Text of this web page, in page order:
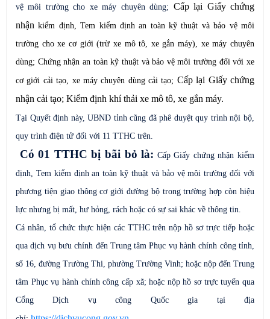
vệ môi trường cho xe máy chuyên dùng; Cấp lại Giấy chứng
nhận kiểm định, Tem kiểm định an toàn kỹ thuật và bảo vệ môi
trường cho xe cơ giới (trừ xe mô tô, xe gắn máy), xe máy chuyên
dùng; Chứng nhận an toàn kỹ thuật và bảo vệ môi trường đối với xe
cơ giới cải tạo, xe máy chuyên dùng cải tạo; Cấp lại Giấy chứng
nhận cải tạo; Kiểm định khí thải xe mô tô, xe gắn máy.
Tại Quyết định này, UBND tỉnh cũng đã phê duyệt quy trình nội bộ,
quy trình điện tử đối với 11 TTHC trên.
Có 01 TTHC bị bãi bỏ là: Cấp Giấy chứng nhận kiểm
định, Tem kiểm định an toàn kỹ thuật và bảo vệ môi trường đối với
phương tiện giao thông cơ giới đường bộ trong trường hợp còn hiệu
lực nhưng bị mất, hư hỏng, rách hoặc có sự sai khác về thông tin.
Cá nhân, tổ chức thực hiện các TTHC trên nộp hồ sơ trực tiếp hoặc
qua dịch vụ bưu chính đến Trung tâm Phục vụ hành chính công tỉnh,
số 16, đường Trường Thi, phường Trường Vinh; hoặc nộp đến Trung
tâm Phục vụ hành chính công cấp xã; hoặc nộp hồ sơ trực tuyến qua
Cổng Dịch vụ công Quốc gia tại địa